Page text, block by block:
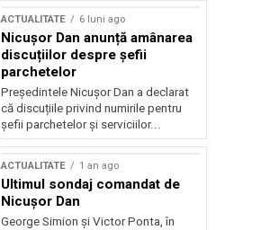
ACTUALITATE 6 luni ago
Nicușor Dan anunță amânarea
discuțiilor despre șefii
parchetelor
Președintele Nicușor Dan a declarat
că discuțiile privind numirile pentru
șefii parchetelor și serviciilor...
ACTUALITATE 1 an ago
Ultimul sondaj comandat de
Nicușor Dan
George Simion și Victor Ponta, în